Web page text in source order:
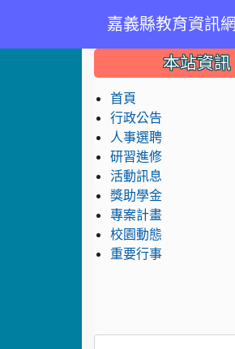
嘉義縣教育資訊網
::: 本站資訊
首頁
行政公告
人事選聘
研習進修
活動訊息
獎助學金
專案計畫
校園動態
重要行事